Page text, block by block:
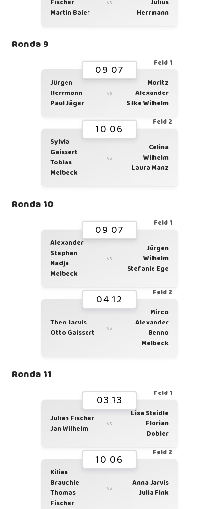
Fischer
Martin Baier
vs
Julius
Herrmann
Ronda 9
Feld 1
09 07
Jürgen
Herrmann
Paul Jäger
vs
Moritz
Alexander
Silke Wilhelm
Feld 2
10 06
Sylvia
Gaissert
Tobias
Melbeck
vs
Celina
Wilhelm
Laura Manz
Ronda 10
Feld 1
09 07
Alexander
Stephan
Nadja
Melbeck
vs
Jürgen
Wilhelm
Stefanie Ege
Feld 2
04 12
Theo Jarvis
Otto Gaissert
vs
Mirco
Alexander
Benno
Melbeck
Ronda 11
Feld 1
03 13
Julian Fischer
Jan Wilhelm
vs
Lisa Steidle
Florian
Dobler
Feld 2
10 06
Kilian
Brauchle
Thomas
Fischer
vs
Anna Jarvis
Julia Fink